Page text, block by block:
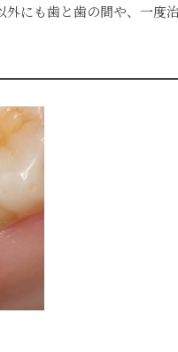
にも歯と歯の間や、一度